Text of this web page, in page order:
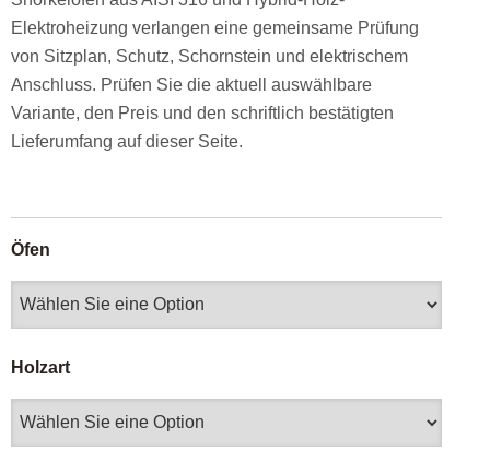
Elektroheizung verlangen eine gemeinsame Prüfung
von Sitzplan, Schutz, Schornstein und elektrischem
Anschluss. Prüfen Sie die aktuell auswählbare
Variante, den Preis und den schriftlich bestätigten
Lieferumfang auf dieser Seite.
Öfen
Holzart